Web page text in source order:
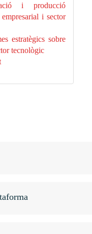
i producció
i sector
estratègics sobre
tecnològic